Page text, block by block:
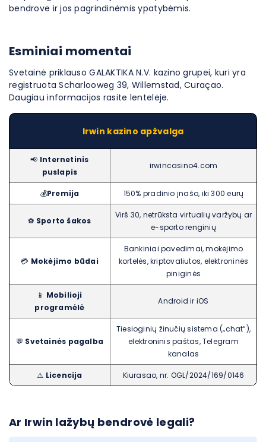
bendrove ir jos pagrindinėmis ypatybėmis.
Esminiai momentai
Svetainė priklauso GALAKTIKA N.V. kazino grupei, kuri yra
registruota Scharlooweg 39, Willemstad, Curaçao.
Daugiau informacijos rasite lentelėje.
Irwin kazino apžvalga
📢 Internetinis
puslapis
irwincasino4.com
💰Premija 150% pradinio įnašo, iki 300 eurų
⚽️ Sporto šakos
Virš 30, netrūksta virtualių varžybų ar
e-sporto renginių
💳 Mokėjimo būdai
Bankiniai pavedimai, mokėjimo
kortelės, kriptovaliutos, elektroninės
piniginės
📱 Mobilioji
programėlė
Android ir iOS
💬 Svetainės pagalba
Tiesioginių žinučių sistema („chat“),
elektroninis paštas, Telegram
kanalas
⚠️ Licencija Kiurasao, nr. OGL/2024/169/0146
Ar Irwin lažybų bendrovė legali?